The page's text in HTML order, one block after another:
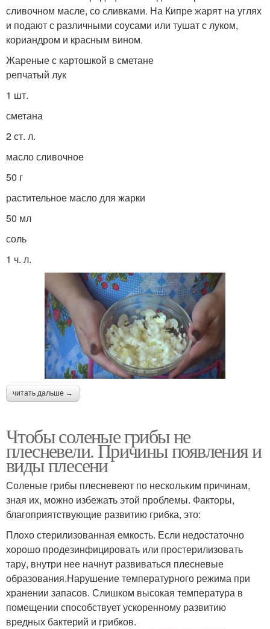
сливочном масле, со сливками. На Кипре жарят на углях
и подают с различными соусами или тушат с луком,
кориандром и красным вином.
Жареные с картошкой в сметане
репчатый лук
1 шт.
сметана
2 ст. л.
масло сливочное
50 г
растительное масло для жарки
50 мл
соль
1 ч. л.
читать дальше →
Чтобы соленые грибы не
плесневели. Причины появления и
виды плесени
Соленые грибы плесневеют по нескольким причинам,
зная их, можно избежать этой проблемы. Факторы,
благоприятствующие развитию грибка, это:
Плохо стерилизованная емкость. Если недостаточно
хорошо продезинфицировать или простерилизовать
тару, внутри нее начнут развиваться плесневые
образования.Нарушение температурного режима при
хранении запасов. Слишком высокая температура в
помещении способствует ускоренному развитию
вредных бактерий и грибков.